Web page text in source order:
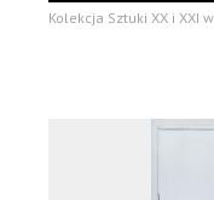
Kolekcja Sztuki XX i XXI